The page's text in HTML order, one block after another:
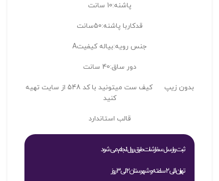
پاشنه:10 سانت
قدکاربا پاشنه:50سانت
جنس رویه:بیاله کیفیتA
دور ساق:40 سانت
بدون زیپ کیف ست میتونید با کد 548 از سایت تهیه
کنید
قالب استاندارد
ثبت و ارسال سفارشات طبق روال انجام می شود
تهران 1 الی 2 ساعته و شهرستان 2 الی 3 روز